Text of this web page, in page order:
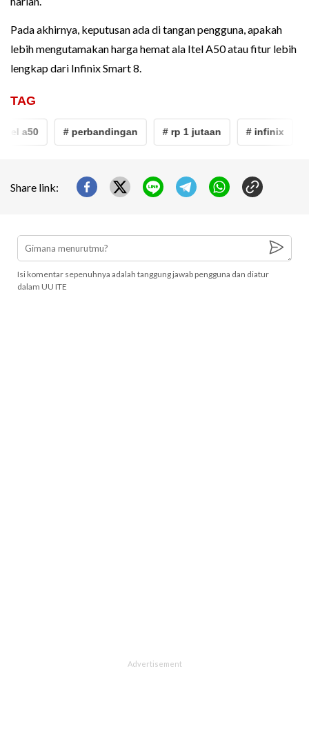
Pada akhirnya, keputusan ada di tangan pengguna, apakah
lebih mengutamakan harga hemat ala Itel A50 atau fitur lebih
lengkap dari Infinix Smart 8.
TAG
a50 # perbandingan # rp 1 jutaan # infinix
Share link:
Isi komentar sepenuhnya adalah tanggung jawab pengguna dan diatur
dalam UU ITE